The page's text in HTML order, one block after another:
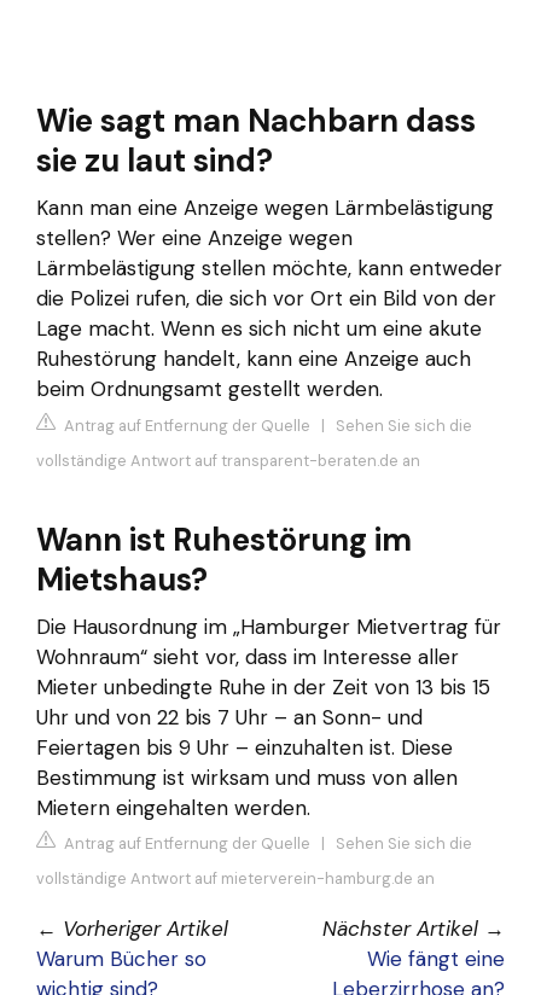
Wie sagt man Nachbarn dass
sie zu laut sind?
Kann man eine Anzeige wegen Lärmbelästigung
stellen? Wer eine Anzeige wegen
Lärmbelästigung stellen möchte, kann entweder
die Polizei rufen, die sich vor Ort ein Bild von der
Lage macht. Wenn es sich nicht um eine akute
Ruhestörung handelt, kann eine Anzeige auch
beim Ordnungsamt gestellt werden.
Antrag auf Entfernung der Quelle | Sehen Sie sich die
vollständige Antwort auf transparent-beraten.de an
Wann ist Ruhestörung im
Mietshaus?
Die Hausordnung im „Hamburger Mietvertrag für
Wohnraum“ sieht vor, dass im Interesse aller
Mieter unbedingte Ruhe in der Zeit von 13 bis 15
Uhr und von 22 bis 7 Uhr – an Sonn- und
Feiertagen bis 9 Uhr – einzuhalten ist. Diese
Bestimmung ist wirksam und muss von allen
Mietern eingehalten werden.
Antrag auf Entfernung der Quelle | Sehen Sie sich die
vollständige Antwort auf mieterverein-hamburg.de an
← Vorheriger Artikel
Warum Bücher so
wichtig sind?
Nächster Artikel →
Wie fängt eine
Leberzirrhose an?